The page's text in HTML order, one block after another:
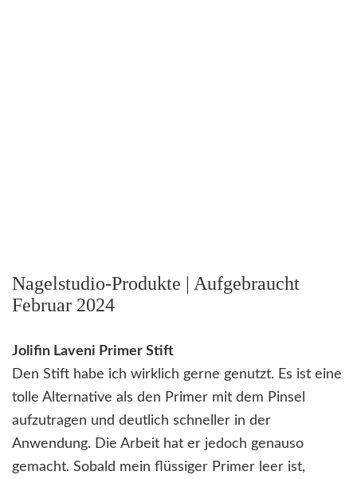
Nagelstudio-Produkte | Aufgebraucht
Februar 2024
Jolifin Laveni Primer Stift
Den Stift habe ich wirklich gerne genutzt. Es ist eine
tolle Alternative als den Primer mit dem Pinsel
aufzutragen und deutlich schneller in der
Anwendung. Die Arbeit hat er jedoch genauso
gemacht. Sobald mein flüssiger Primer leer ist,